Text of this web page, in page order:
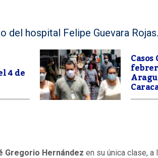
del hospital Felipe Guevara Rojas.
4 de
Gregorio Hernández en su única clase, a